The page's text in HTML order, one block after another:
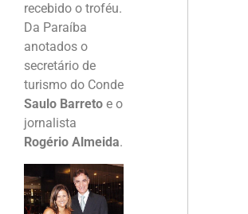
recebido o troféu.
Da Paraíba
anotados o
secretário de
turismo do Conde
Saulo Barreto e o
jornalista
Rogério Almeida.